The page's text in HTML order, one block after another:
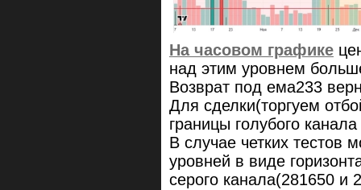
На часовом графике
над этим уровнем
Возврат под ема233
Для сделки(торгуем
границы голубого
В случае четких тестов
уровней в виде
серого канала(281650 и